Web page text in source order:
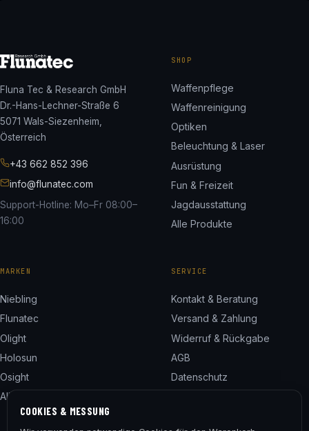
Fluna Tec & Research GmbH
Dr.-Hans-Lechner-Straße 6
5071 Wals-Siezenheim,
Österreich
+43 662 852 396
info@flunatec.com
Support-Hotline: Mo–Fr 08:00–
16:00
SHOP
Waffenpflege
Waffenreinigung
Optiken
Beleuchtung & Laser
Ausrüstung
Fun & Freizeit
Jagdausstattung
Alle Produkte
MARKEN
Niebling
Flunatec
Olight
Holosun
Osight
Alle 24 Marken
SERVICE
Kontakt & Beratung
Versand & Zahlung
Widerruf & Rückgabe
AGB
Datenschutz
COOKIES & MESSUNG